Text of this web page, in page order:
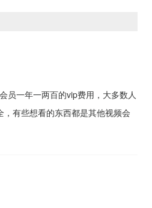
员一年一两百的vip费用，大多数人
有些想看的东西都是其他视频会